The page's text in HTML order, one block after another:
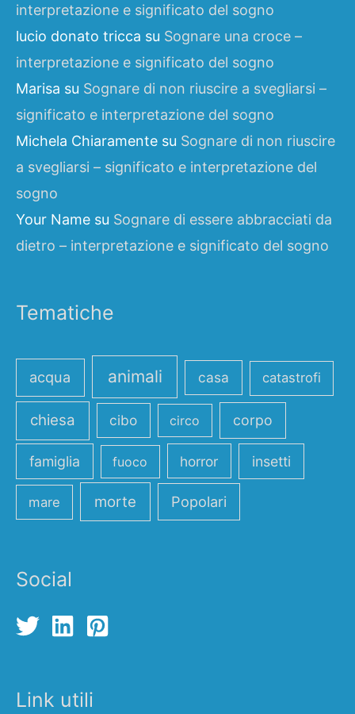
interpretazione e significato del sogno
lucio donato tricca su Sognare una croce –
interpretazione e significato del sogno
Marisa su Sognare di non riuscire a svegliarsi –
significato e interpretazione del sogno
Michela Chiaramente su Sognare di non riuscire
a svegliarsi – significato e interpretazione del
sogno
Your Name su Sognare di essere abbracciati da
dietro – interpretazione e significato del sogno
Tematiche
acqua animali casa catastrofi
chiesa cibo circo corpo
famiglia fuoco horror insetti
mare morte Popolari
Social
Link utili